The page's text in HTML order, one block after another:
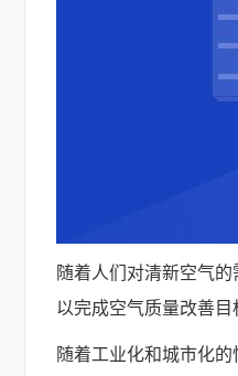
随着人们对清新空气
以完成空气质量改善
随着工业化和城市化